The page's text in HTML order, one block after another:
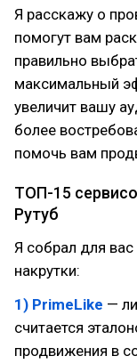
Я расскажу о
помогут вам
правильно
максимальный
увеличит вашу
более
помочь вам
ТОП-15
Рутуб
Я собрал для
накрутки:
1) PrimeLike —
считается
продвижения в